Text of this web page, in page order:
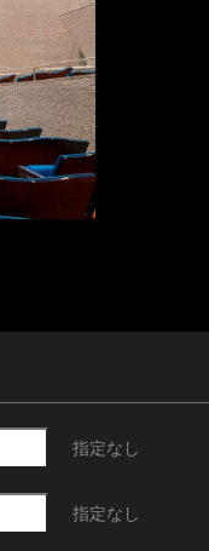
指定なし
指定なし